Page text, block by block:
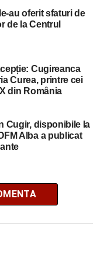
au oferit sfaturi de
de la Centrul
Cugireanca
Curea, printre cei
din România
Cugir, disponibile la
Alba a publicat